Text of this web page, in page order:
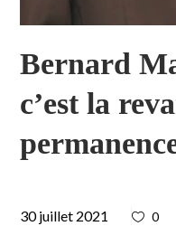
Bernard
c’est la
30 juillet 2021 0